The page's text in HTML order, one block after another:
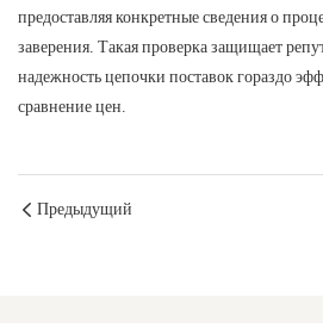
предоставляя конкретные сведения о
заверения. Такая проверка защищает
надежность цепочки поставок гораздо
сравнение цен.
Предыдущий